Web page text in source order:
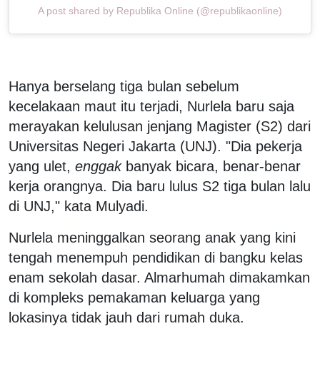
A post shared by Republika Online (@republikaonline)
Hanya berselang tiga bulan sebelum
kecelakaan maut itu terjadi, Nurlela baru saja
merayakan kelulusan jenjang Magister (S2) dari
Universitas Negeri Jakarta (UNJ). "Dia pekerja
yang ulet, enggakbanyak bicara, benar-benar
kerja orangnya. Dia baru lulus S2 tiga bulan lalu
di UNJ," kata Mulyadi.
Nurlela meninggalkan seorang anak yang kini
tengah menempuh pendidikan di bangku kelas
enam sekolah dasar. Almarhumah dimakamkan
di kompleks pemakaman keluarga yang
lokasinya tidak jauh dari rumah duka.